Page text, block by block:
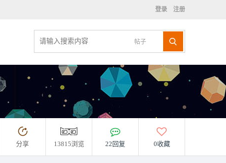
登录 注册
帖子
分享 13815浏览 22回复 0收藏